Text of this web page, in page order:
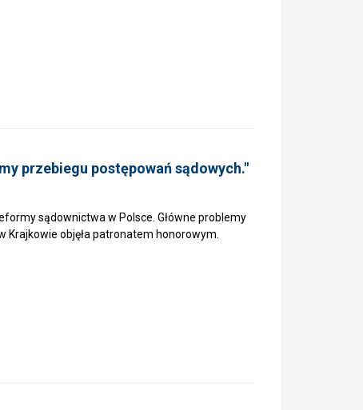
przebiegu postępowań sądowych."
sądownictwa w Polsce. Główne problemy
objęła patronatem honorowym.